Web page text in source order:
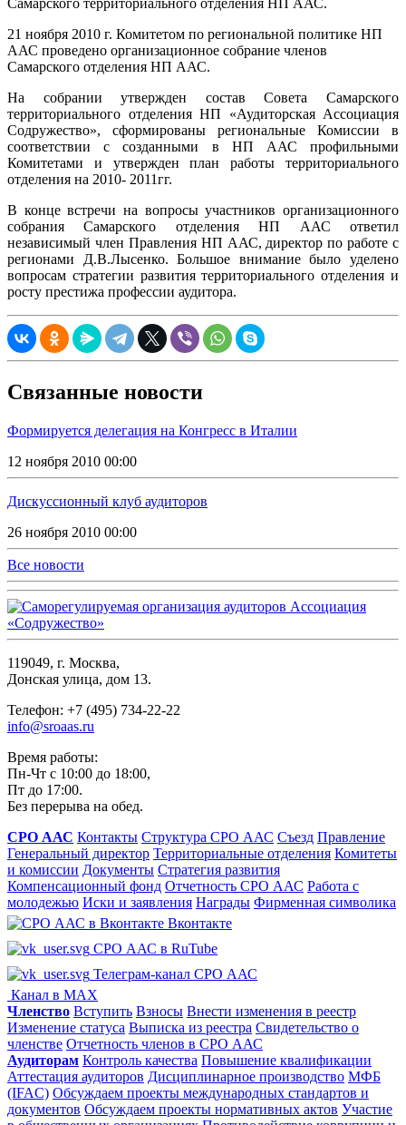
Самарского территориального отделения НП ААС.
21 ноября 2010 г. Комитетом по региональной политике НП
ААС проведено организационное собрание членов
Самарского отделения НП ААС.
На собрании утвержден состав Совета Самарского
территориального отделения НП «Аудиторская Ассоциация
Содружество», сформированы региональные Комиссии в
соответствии с созданными в НП ААС профильными
Комитетами и утвержден план работы территориального
отделения на 2010- 2011гг.
В конце встречи на вопросы участников организационного
собрания Самарского отделения НП ААС ответил
независимый член Правления НП ААС, директор по работе с
регионами Д.В.Лысенко. Большое внимание было уделено
вопросам стратегии развития территориального отделения и
росту престижа профессии аудитора.
Связанные новости
Формируется делегация на Конгресс в Италии
12 ноября 2010 00:00
Дискуссионный клуб аудиторов
26 ноября 2010 00:00
Все новости
119049, г. Москва,
Донская улица, дом 13.
Телефон: +7 (495) 734-22-22
info@sroaas.ru
Время работы:
Пн-Чт с 10:00 до 18:00,
Пт до 17:00.
Без перерыва на обед.
СРО ААС Контакты Структура СРО ААС Съезд Правление
Генеральный директор Территориальные отделения Комитеты
и комиссии Документы Стратегия развития
Компенсационный фонд Отчетность СРО ААС Работа с
молодежью Иски и заявления Награды Фирменная символика
Вконтакте
СРО ААС в RuTube
Телеграм-канал СРО ААС
Канал в MAX
Членство Вступить Взносы Внести изменения в реестр
Изменение статуса Выписка из реестра Свидетельство о
членстве Отчетность членов в СРО ААС
Аудиторам Контроль качества Повышение квалификации
Аттестация аудиторов Дисциплинарное производство МФБ
(IFAC) Обсуждаем проекты международных стандартов и
документов Обсуждаем проекты нормативных актов Участие